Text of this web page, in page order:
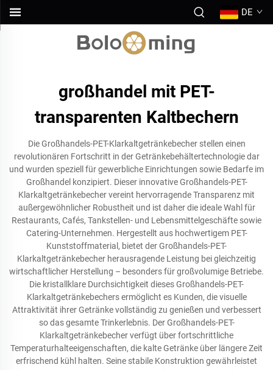
DE
großhandel mit PET-
transparenten Kaltbechern
Die Großhandels-PET-Klarkaltgetränkebecher stellen einen
revolutionären Fortschritt in der Getränkebehältertechnologie dar
und wurden speziell für gewerbliche Einrichtungen sowie Bedarfe im
Großhandel konzipiert. Dieser innovative Großhandels-PET-
Klarkaltgetränkebecher vereint hervorragende Transparenz mit
außergewöhnlicher Robustheit und ist daher die ideale Wahl für
Restaurants, Cafés, Tankstellen- und Lebensmittelgeschäfte sowie
Catering-Unternehmen. Hergestellt aus hochwertigem PET-
Kunststoffmaterial, bietet der Großhandels-PET-
Klarkaltgetränkebecher herausragende Leistung bei gleichzeitig
wirtschaftlicher Herstellung – besonders für großvolumige Betriebe.
Die kristallklare Durchsichtigkeit dieses Großhandels-PET-
Klarkaltgetränkebechers ermöglicht es Kunden, die visuelle
Attraktivität ihrer Getränke vollständig zu genießen und verbessert
so das gesamte Trinkerlebnis. Der Großhandels-PET-
Klarkaltgetränkebecher verfügt über fortschrittliche
Temperaturhalteeigenschaften, die kalte Getränke über längere Zeit
erfrischend kühl halten. Seine stabile Konstruktion gewährleistet